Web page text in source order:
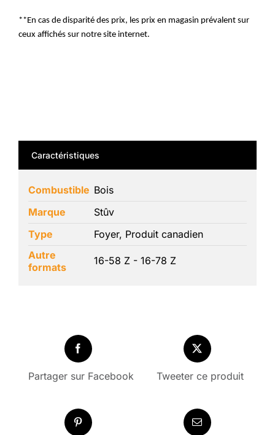
**En cas de disparité des prix, les prix en magasin prévalent sur
ceux affichés sur notre site internet.
Caractéristiques
Combustible Bois
Marque
Stûv
Type
Foyer, Produit canadien
Autre
formats
16-58 Z - 16-78 Z
Partager sur Facebook Tweeter ce produit